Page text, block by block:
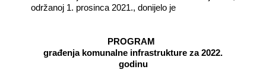
održanoj 1. prosinca 2021., donijelo je
PROGRAM
građenja komunalne infrastrukture za 2022.
godinu